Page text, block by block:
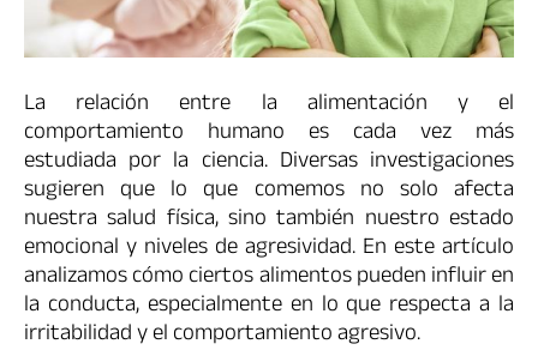
La relación entre la alimentación y el
comportamiento humano es cada vez más
estudiada por la ciencia. Diversas investigaciones
sugieren que lo que comemos no solo afecta
nuestra salud física, sino también nuestro estado
emocional y niveles de agresividad. En este artículo
analizamos cómo ciertos alimentos pueden influir en
la conducta, especialmente en lo que respecta a la
irritabilidad y el comportamiento agresivo.